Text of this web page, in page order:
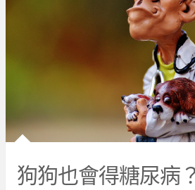
狗狗也會得糖尿病